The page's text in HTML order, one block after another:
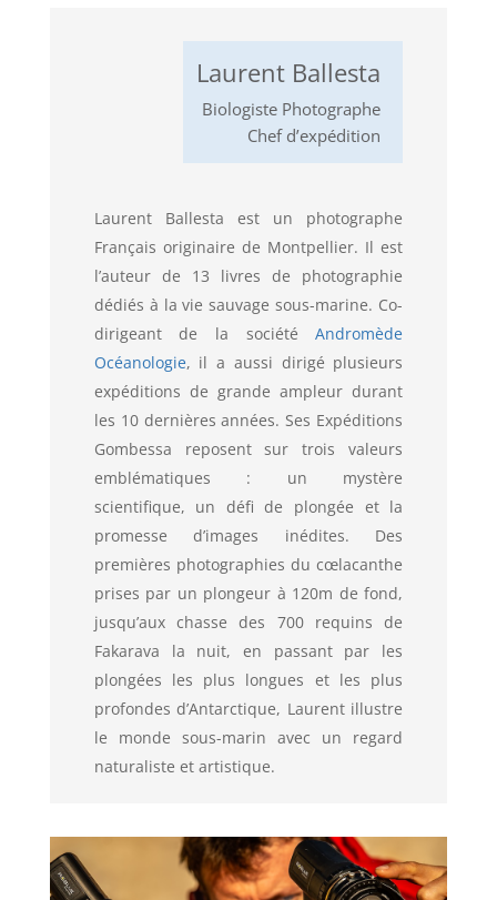
Laurent Ballesta
Biologiste Photographe
Chef d’expédition
Laurent Ballesta est un photographe
Français originaire de Montpellier. Il est
l’auteur de 13 livres de photographie
dédiés à la vie sauvage sous-marine. Co-
dirigeant de la sociétéAndromède
Océanologie, il a aussi dirigé plusieurs
expéditions de grande ampleur durant
les 10 dernières années. Ses Expéditions
Gombessa reposent sur trois valeurs
emblématiques : un mystère
scientifique, un défi de plongée et la
promesse d’images inédites. Des
premières photographies du cœlacanthe
prises par un plongeur à 120m de fond,
jusqu’aux chasse des 700 requins de
Fakarava la nuit, en passant par les
plongées les plus longues et les plus
profondes d’Antarctique, Laurent illustre
le monde sous-marin avec un regard
naturaliste et artistique.